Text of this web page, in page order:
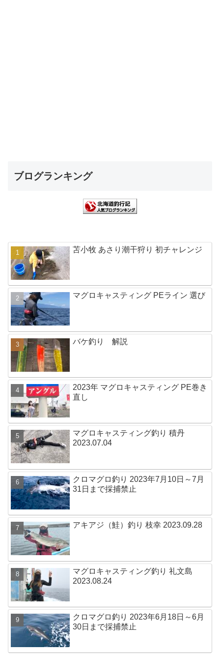
ブログランキング
苫小牧 あさり潮干狩り 初チャレンジ
マグロキャスティング PEライン 選び
バケ釣り 解説
2023年 マグロキャスティング PE巻き
直し
マグロキャスティング釣り 積丹
2023.07.04
クロマグロ釣り 2023年7月10日～7月
31日まで採捕禁止
アキアジ（鮭）釣り 枝幸 2023.09.28
マグロキャスティング釣り 礼文島
2023.08.24
クロマグロ釣り 2023年6月18日～6月
30日まで採捕禁止